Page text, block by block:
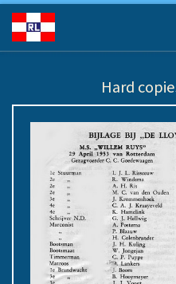
Ga naar inhoud
Hard